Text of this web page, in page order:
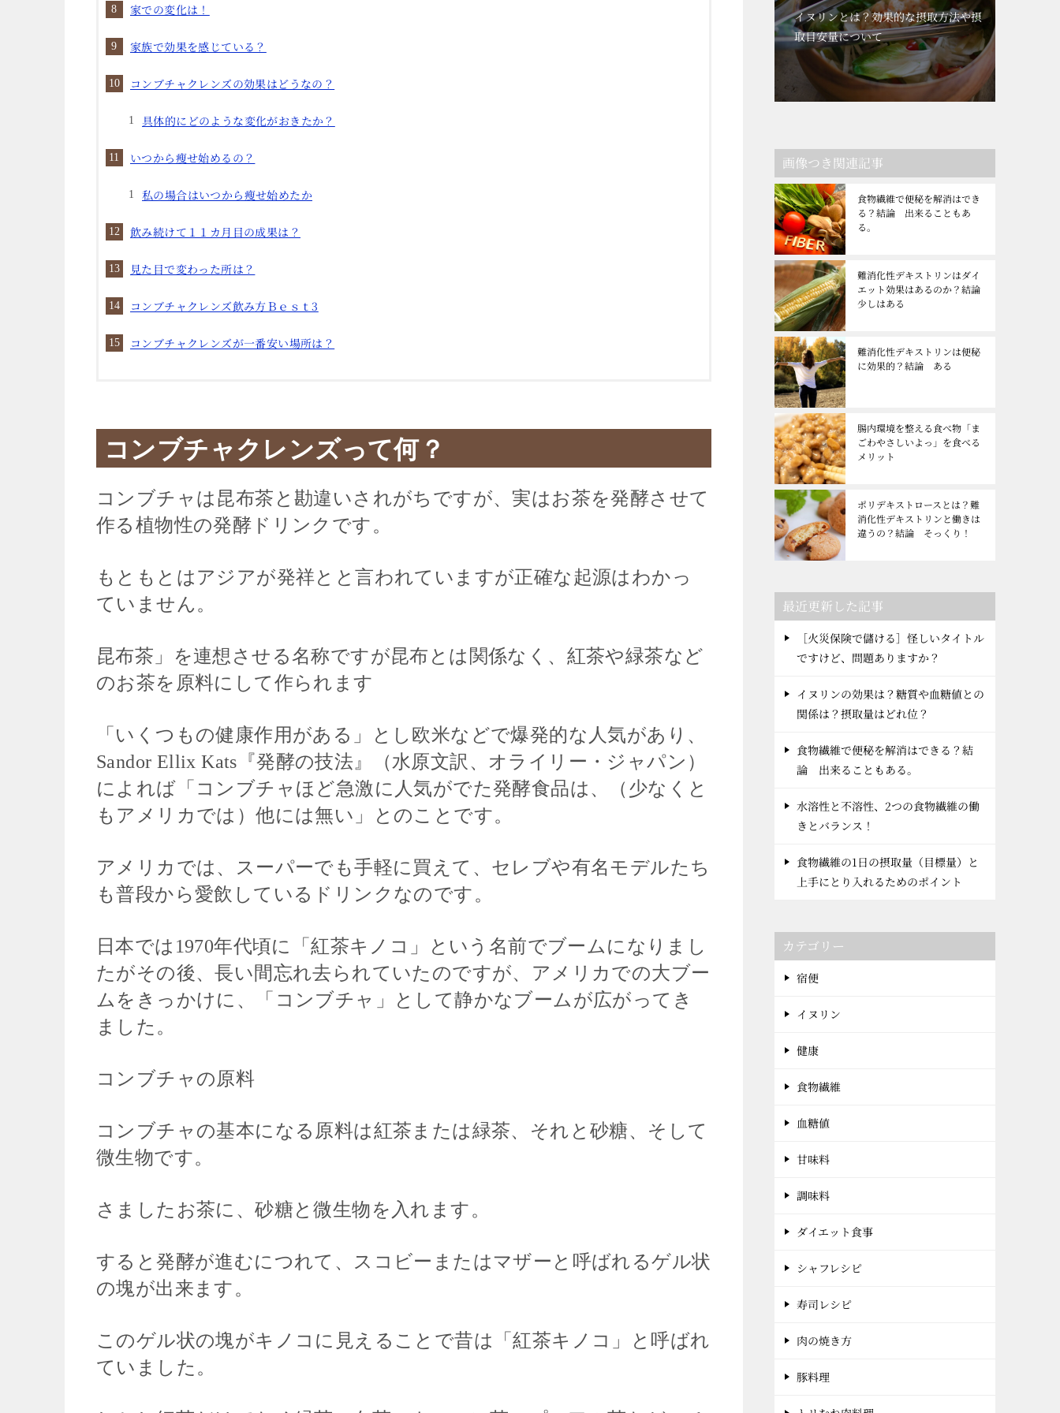
家での変化は！
家族で効果を感じている？
コンブチャクレンズの効果はどうなの？
具体的にどのような変化がおきたか？
いつから瘦せ始めるの？
私の場合はいつから瘦せ始めたか
飲み続けて１１カ月目の成果は？
見た目で変わった所は？
コンブチャクレンズ飲み方Ｂｅｓｔ3
コンブチャクレンズが一番安い場所は？
コンブチャクレンズって何？
コンブチャは昆布茶と勘違いされがちですが、実はお茶を発酵させて
作る植物性の発酵ドリンクです。
もともとはアジアが発祥とと言われていますが正確な起源はわかっ
ていません。
昆布茶」を連想させる名称ですが昆布とは関係なく、紅茶や緑茶など
のお茶を原料にして作られます
「いくつもの健康作用がある」とし欧米などで爆発的な人気があり、
Sandor Ellix Kats『発酵の技法』（水原文訳、オライリー・ジャパン）
によれば「コンブチャほど急激に人気がでた発酵食品は、（少なくと
もアメリカでは）他には無い」とのことです。
アメリカでは、スーパーでも手軽に買えて、セレブや有名モデルたち
も普段から愛飲しているドリンクなのです。
日本では1970年代頃に「紅茶キノコ」という名前でブームになりまし
たがその後、長い間忘れ去られていたのですが、アメリカでの大ブー
ムをきっかけに、「コンブチャ」として静かなブームが広がってき
ました。
コンブチャの原料
コンブチャの基本になる原料は紅茶または緑茶、それと砂糖、そして
微生物です。
さましたお茶に、砂糖と微生物を入れます。
すると発酵が進むにつれて、スコビーまたはマザーと呼ばれるゲル状
の塊が出来ます。
このゲル状の塊がキノコに見えることで昔は「紅茶キノコ」と呼ばれ
ていました。
イヌリンとは？効果的な摂取方法や摂
取目安量について
画像つき関連記事
食物繊維で便秘を解消はでき
る？結論 出来ることもあ
る。
難消化性デキストリンはダイ
エット効果はあるのか？結論
少しはある
難消化性デキストリンは便秘
に効果的？結論 ある
腸内環境を整える食べ物「ま
ごわやさしいよっ」を食べる
メリット
ポリデキストロースとは？難
消化性デキストリンと働きは
違うの？結論 そっくり！
最近更新した記事
［火災保険で儲ける］怪しいタイトル
ですけど、問題ありますか？
イヌリンの効果は？糖質や血糖値との
関係は？摂取量はどれ位？
食物繊維で便秘を解消はできる？結
論 出来ることもある。
水溶性と不溶性、2つの食物繊維の働
きとバランス！
食物繊維の1日の摂取量（目標量）と
上手にとり入れるためのポイント
カテゴリー
宿便
イヌリン
健康
食物繊維
血糖値
甘味料
調味料
ダイエット食事
シャフレシピ
寿司レシピ
肉の焼き方
豚料理